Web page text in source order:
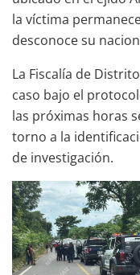
la víctima
desconoce su
La Fiscalía de
caso bajo el
las próximas horas
torno a la
de investigación.